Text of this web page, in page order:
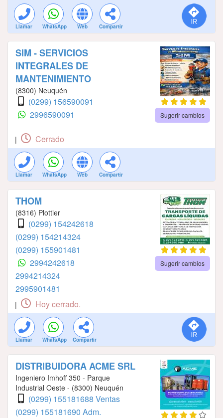
Llamar WhatsApp Web Compartir
SIM - SERVICIOS
INTEGRALES DE
MANTENIMIENTO
(8300) Neuquén
(0299) 156590091
2996590091
Sugerir cambios
| Cerrado
Llamar WhatsApp Web Compartir
THOM
(8316) Plottier
(0299) 154242618
(0299) 154214324
(0299) 155901481
2994242618
2994214324
2995901481
Sugerir cambios
| Hoy cerrado.
Llamar WhatsApp Compartir
DISTRIBUIDORA ACME SRL
Ingeniero Imhoff 350 - Parque
Industrial Oeste - (8300) Neuquén
(0299) 155181688 Ventas
(0299) 155181690 Adm.